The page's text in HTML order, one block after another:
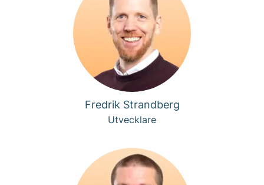
Fredrik Strandberg
Utvecklare